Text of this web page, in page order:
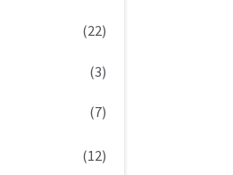
(22)
(3)
(7)
(12)